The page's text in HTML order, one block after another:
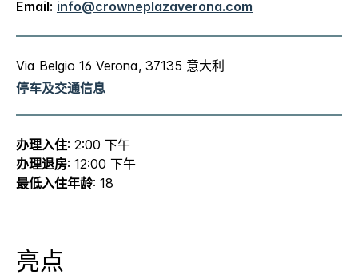
Email: info@crowneplazaverona.com
Via Belgio 16 Verona, 37135 意大利
停车及交通信息
办理入住: 2:00 下午
办理退房: 12:00 下午
最低入住年龄: 18
亮点